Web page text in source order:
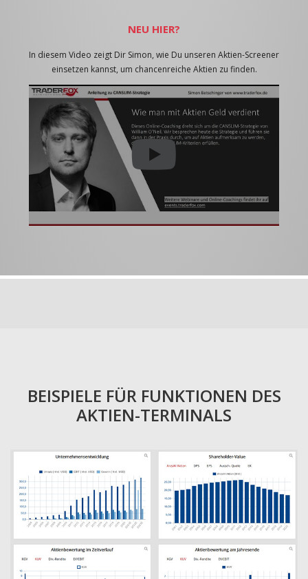
NEU HIER?
In diesem Video zeigt Dir Simon, wie Du unseren Aktien-Screener
einsetzen kannst, um chancenreiche Aktien zu finden.
BEISPIELE FÜR FUNKTIONEN DES
AKTIEN-TERMINALS